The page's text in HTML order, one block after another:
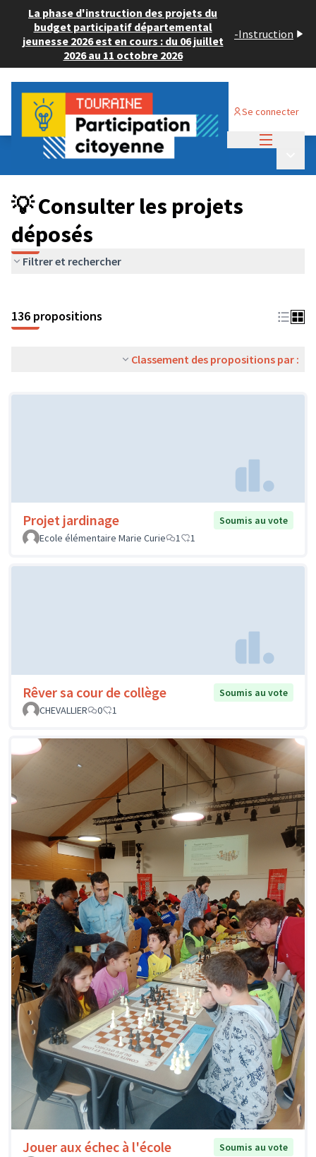
La phase d'instruction des projets du
budget participatif départemental
jeunesse 2026 est en cours : du 06 juillet
2026 au 11 octobre 2026
-Instruction
Se connecter
Budget Participatif JEUNESSE 2024
💡 Consulter les projets déposés
💡 Consulter les projets
déposés
Filtrer et rechercher
136 propositions
Classement des propositions par :
Projet jardinage
Soumis au vote
Ecole élémentaire Marie Curie
1 1
Rêver sa cour de collège
Soumis au vote
CHEVALLIER
0 1
Jouer aux échec à l'école
Soumis au vote